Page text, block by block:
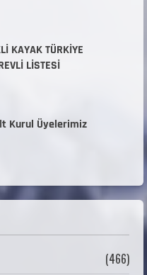
Kurul Üyelerimiz
3.KADEME
DUYURUSU
Kara, Deniz ve Hava
Başlamıştır.
(466)